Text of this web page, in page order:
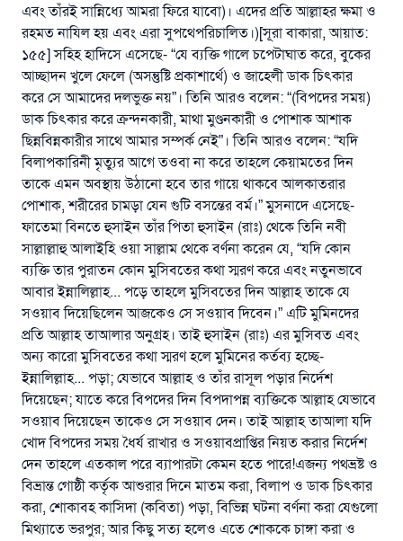
এবং তাঁরই সান্নিধ্যে আমরা ফিরে যাবো)। এদের প্রতি আল্লাহর ক্ষমা ও
রহমত নাযিল হয় এবং এরা সুপথেপরিচালিত।)[সূরা বাকারা, আয়াত:
১৫৫] সহিহ হাদিসে এসেছে- “যে ব্যক্তি গালে চপেটাঘাত করে, বুকের
আচ্ছাদন খুলে ফেলে (অসন্তুষ্টি প্রকাশার্থে) ও জাহেলী ডাক চিৎকার
করে সে আমাদের দলভুক্ত নয়”। তিনি আরও বলেন: “(বিপদের সময়)
ডাক চিৎকার করে ক্রন্দনকারী, মাথা মুণ্ডনকারী ও পোশাক আশাক
ছিন্নবিন্নকারীর সাথে আমার সম্পর্ক নেই”। তিনি আরও বলেন: “যদি
বিলাপকারিনী মৃত্যুর আগে তওবা না করে তাহলে কেয়ামতের দিন
তাকে এমন অবস্থায় উঠানো হবে তার গায়ে থাকবে আলকাতরার
পোশাক, শরীরের চামড়া যেন গুটি বসন্তের বর্ম।” মুসনাদে এসেছে-
ফাতেমা বিনতে হুসাইন তাঁর পিতা হুসাইন (রাঃ) থেকে তিনি নবী
সাল্লাল্লাহু আলাইহি ওয়া সাল্লাম থেকে বর্ণনা করেন যে, “যদি কোন
ব্যক্তি তার পুরাতন কোন মুসিবতের কথা স্মরণ করে এবং নতুনভাবে
আবার ইন্নালিল্লাহ... পড়ে তাহলে মুসিবতের দিন আল্লাহ তাকে যে
সওয়াব দিয়েছিলেন আজকেও সে সওয়াব দিবেন।” এটি মুমিনদের
প্রতি আল্লাহ তাআলার অনুগ্রহ। তাই হুসাইন (রাঃ) এর মুসিবত এবং
অন্য কারো মুসিবতের কথা স্মরণ হলে মুমিনের কর্তব্য হচ্ছে-
ইন্নালিল্লাহ... পড়া; যেভাবে আল্লাহ ও তাঁর রাসূল পড়ার নির্দেশ
দিয়েছেন; যাতে করে বিপদের দিন বিপদাপন্ন ব্যক্তিকে আল্লাহ যেভাবে
সওয়াব দিয়েছেন তাকেও সে সওয়াব দেন। তাই আল্লাহ তাআলা যদি
খোদ বিপদের সময় ধৈর্য রাখার ও সওয়াবপ্রাপ্তির নিয়ত করার নির্দেশ
দেন তাহলে এতকাল পরে ব্যাপারটা কেমন হতে পারে!এজন্য পথভ্রষ্ট ও
বিভ্রান্ত গোষ্ঠী কর্তৃক আশুরার দিনে মাতম করা, বিলাপ ও ডাক চিৎকার
করা, শোকাবহ কাসিদা (কবিতা) পড়া, বিভিন্ন ঘটনা বর্ণনা করা যেগুলো
মিথ্যাতে ভরপুর; আর কিছু সত্য হলেও এতে শোককে চাঙ্গা করা ও
রাসূল সাল্লাল্লাহু আলাইহি ওয়া সাল্লাম বলেছেন
যে ব্যক্তি সৎ কর্মের পথ দেখাবে সে সৎকর্মকারীর সমান
সওয়াব পাবে
(সহিহ মুসলিম; ১৮৯৩)
এখনই শরীক হোন